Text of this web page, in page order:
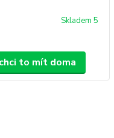
Skladem 5
to mít doma